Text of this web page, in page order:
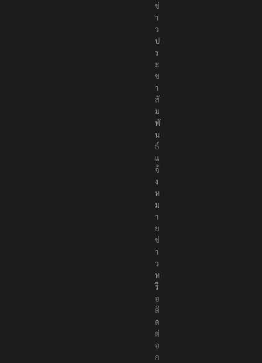
ข่
า
ว
ป
ร
ะ
ช
า
สั
ม
พั
น
ธ์
แ
จ้
ง
ห
ม
า
ย
ข่
า
ว
ห
รื
อ
ติ
ด
ต่
อ
ก